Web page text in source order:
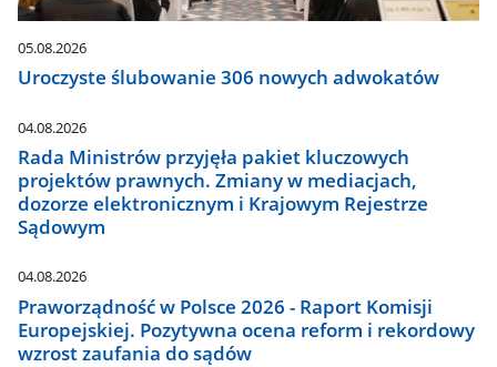
05.08.2026
Uroczyste ślubowanie 306 nowych adwokatów
04.08.2026
Rada Ministrów przyjęła pakiet kluczowych
projektów prawnych. Zmiany w mediacjach,
dozorze elektronicznym i Krajowym Rejestrze
Sądowym
04.08.2026
Praworządność w Polsce 2026 - Raport Komisji
Europejskiej. Pozytywna ocena reform i rekordowy
wzrost zaufania do sądów